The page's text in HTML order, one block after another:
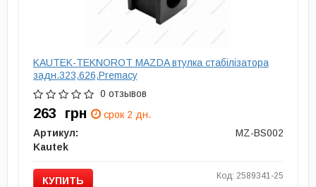
KAUTEK-TEKNOROT MAZDA втулка стабілізатора
задн.323,626,Premacy
0 отзывов
263 грн
срок 2 дн.
Артикул:
MZ-BS002
Kautek
КУПИТЬ Код: 2589341-25